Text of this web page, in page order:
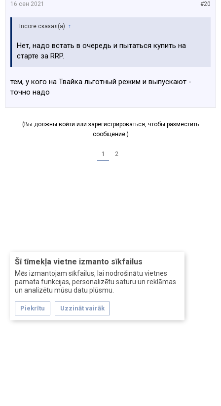
Šī tīmekļa vietne izmanto sīkfailus
Mēs izmantojam sīkfailus, lai nodrošinātu vietnes
pamata funkcijas, personalizētu saturu un reklāmas
un analizētu mūsu datu plūsmu.
Piekrītu Uzzināt vairāk
#20
16 сен 2021
Incore сказал(а): ↑
Нет, надо встать в очередь и пытаться купить на
старте за RRP.
тем, у кого на Твайка льготный режим и выпускают -
точно надо
(Вы должны войти или зарегистрироваться, чтобы разместить
сообщение.)
1 2